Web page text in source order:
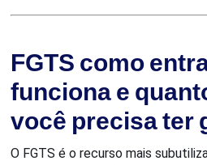
FGTS como
funciona e
você precisa ter
O FGTS é o recurso mais